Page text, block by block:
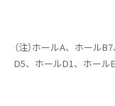
（注）ホールA、ホール
D5、ホールD1、ホールE